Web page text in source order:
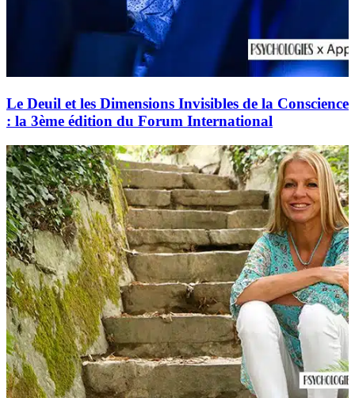
Le Deuil et les Dimensions Invisibles de la Conscience
: la 3ème édition du Forum International